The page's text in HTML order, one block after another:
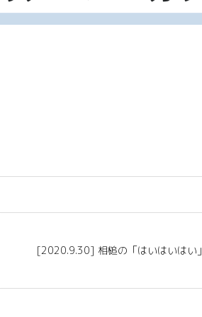
[2020.9.30] 相槌の「はいはいはい」